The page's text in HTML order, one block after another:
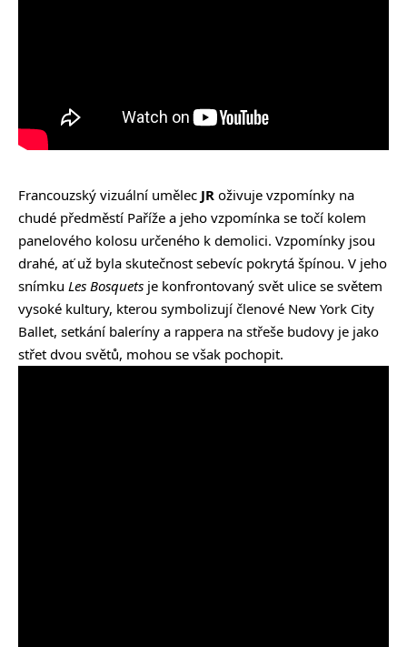
Francouzský vizuální umělec JR oživuje vzpomínky na
chudé předměstí Paříže a jeho vzpomínka se točí kolem
panelového kolosu určeného k demolici. Vzpomínky jsou
drahé, ať už byla skutečnost sebevíc pokrytá špínou. V jeho
snímku Les Bosquets je konfrontovaný svět ulice se světem
vysoké kultury, kterou symbolizují členové New York City
Ballet, setkání baleríny a rappera na střeše budovy je jako
střet dvou světů, mohou se však pochopit.